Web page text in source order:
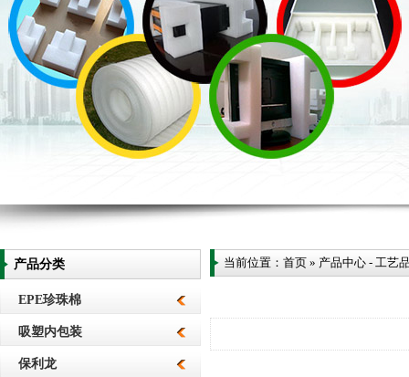
产品分类
EPE珍珠棉
吸塑内包装
保利龙
当前位置： 首页 » 产品中心 - 工艺